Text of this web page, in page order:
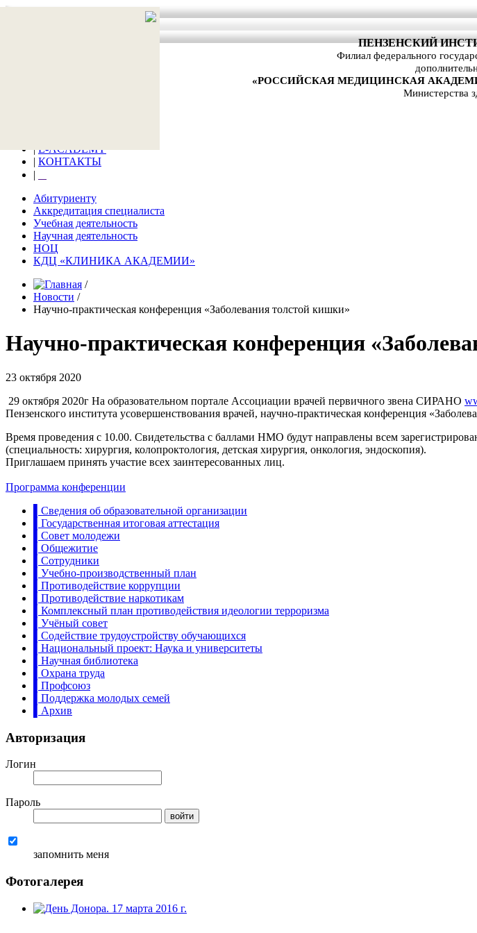
ПЕНЗЕНСКИЙ
Филиал федерального
«РОССИЙСКАЯ МЕДИЦИНСКАЯ
Министерства
|E-ACADEMY
| КОНТАКТЫ
|
Абитуриенту
Аккредитация специалиста
Учебная деятельность
Научная деятельность
НОЦ
КДЦ «КЛИНИКА АКАДЕМИИ»
/
Новости /
Научно-практическая конференция «Заболевания толстой кишки»
Научно-практическая конференция
23 октября 2020
29 октября 2020г На образовательном портале Ассоциации врачей первичного звена СИРАНО
Пензенского института усовершенствования врачей, научно-практическая конференция
Время проведения с 10.00. Свидетельства с баллами НМО будут направлены всем
(специальность: хирургия, колопроктология, детская хирургия, онкология, эндоскопия).
Приглашаем принять участие всех заинтересованных лиц.
Программа конференции
▌Сведения об образовательной организации
▌Государственная итоговая аттестация
▌Совет молодежи
▌Общежитие
▌Сотрудники
▌Учебно-производственный план
▌Противодействие коррупции
▌Противодействие наркотикам
▌Комплексный план противодействия идеологии терроризма
▌Учёный совет
▌Содействие трудоустройству обучающихся
▌Национальный проект: Наука и университеты
▌Научная библиотека
▌Охрана труда
▌Профсоюз
▌Поддержка молодых семей
▌Архив
Авторизация
Логин
Пароль
запомнить меня
Фотогалерея